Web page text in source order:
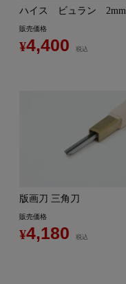
ハイス ビュラン 2mm
販売価格
¥4,400 税込
版画刀 三角刀
販売価格
¥4,180 税込